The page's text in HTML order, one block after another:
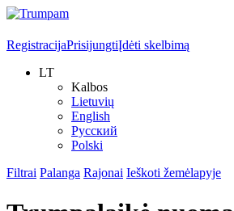
RegistracijaPrisijungtiĮdėti skelbimą
LT
Kalbos
Lietuvių
English
Русский
Polski
Filtrai Palanga Rajonai Ieškoti žemėlapyje